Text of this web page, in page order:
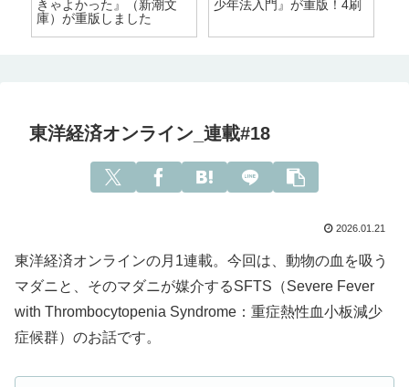
きゃよかった』（新潮文
庫）が重版しました
少年法入門』が重版！4刷
東洋経済オンライン_連載#18
2026.01.21
東洋経済オンラインの月1連載。今回は、動物の血を吸う
マダニと、そのマダニが媒介するSFTS（Severe Fever
with Thrombocytopenia Syndrome：重症熱性血小板減少
症候群）のお話です。